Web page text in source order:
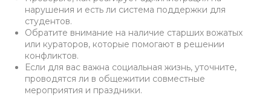
нарушения и есть ли система поддержки для
студентов.
Обратите внимание на наличие старших вожатых
или кураторов, которые помогают в решении
конфликтов.
Если для вас важна социальная жизнь, уточните,
проводятся ли в общежитии совместные
мероприятия и праздники.